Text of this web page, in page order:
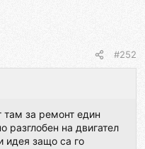
#252
за ремонт един
на двигател
идея защо са го